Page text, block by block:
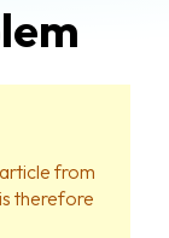
from
therefore